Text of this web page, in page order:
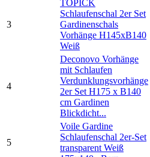
3
TOPICK
Schlaufenschal 2er Set
Gardinenschals
Vorhänge H145xB140
Weiß
4
Deconovo Vorhänge
mit Schlaufen
Verdunklungsvorhänge
2er Set H175 x B140
cm Gardinen
Blickdicht...
5
Voile Gardine
Schlaufenschal 2er-Set
transparent Weiß